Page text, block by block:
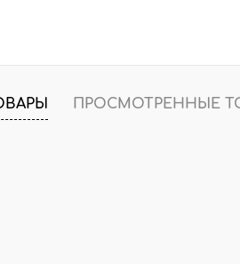
Сравнить
Быстрый
ПРОСМОТРЕННЫЕ